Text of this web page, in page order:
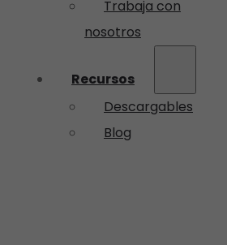
Trabaja con
nosotros
Recursos
Descargables
Blog